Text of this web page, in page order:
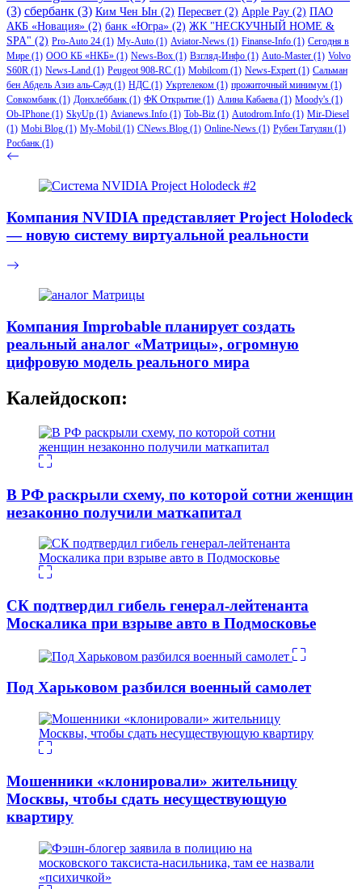
(3) сбербанк (3) Ким Чен Ын (2) Пересвет (2) Apple Pay (2) ПАО
АКБ «Новация» (2) банк «Югра» (2) ЖК "НЕСКУЧНЫЙ HOME &
SPA" (2) Pro-Auto 24 (1) My-Auto (1) Aviator-News (1) Finanse-Info (1) Сегодня в
Мире (1) ООО КБ «НКБ» (1) News-Box (1) Взгляд-Инфо (1) Auto-Master (1) Volvo
S60R (1) News-Land (1) Peugeot 908-RC (1) Mobilcom (1) News-Expert(1) Сальман
бен Абдель Азиз аль-Сауд (1) НДС (1) Укртелеком (1) прожиточный минимум (1)
Совкомбанк (1) Донхлеббанк (1) ФК Открытие (1) Алина Кабаева (1) Moody's (1)
Ob-IPhone (1) SkyUp (1) Avianews.Info (1) Tob-Biz (1) Autodrom.Info (1) Mir-Diesel
(1) Mobi Blog (1) My-Mobil (1) CNews.Blog (1) Online-News (1) Рубен Татулян (1)
Росбанк (1)
Компания NVIDIA представляет Project Holodeck
— новую систему виртуальной реальности
Компания Improbable планирует создать
реальный аналог «Матрицы», огромную
цифровую модель реального мира
Калейдоскоп:
В РФ раскрыли схему, по которой сотни женщин
незаконно получили маткапитал
СК подтвердил гибель генерал-лейтенанта
Москалика при взрыве авто в Подмосковье
Под Харьковом разбился военный самолет
Мошенники «клонировали» жительницу
Москвы, чтобы сдать несуществующую
квартиру